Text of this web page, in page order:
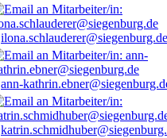
ilona.schlauderer@siegenburg.de
ann-